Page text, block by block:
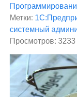
Метки:
системный
Просмотров: 3233